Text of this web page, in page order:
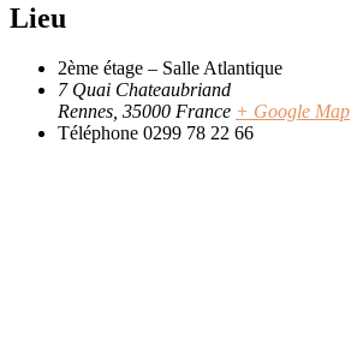
Lieu
2ème étage – Salle Atlantique
7 Quai Chateaubriand
Rennes, 35000 France + Google Map
Téléphone 0299 78 22 66